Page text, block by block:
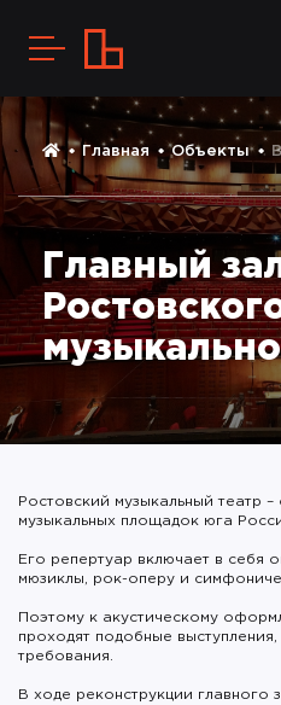
Главная Объекты
Главный
Ростовский музыкальный театр –
музыкальных площадок юга
Его репертуар включает в себя
мюзиклы, рок-оперу и
Поэтому к акустическому
проходят подобные
требования.
В ходе реконструкции главного